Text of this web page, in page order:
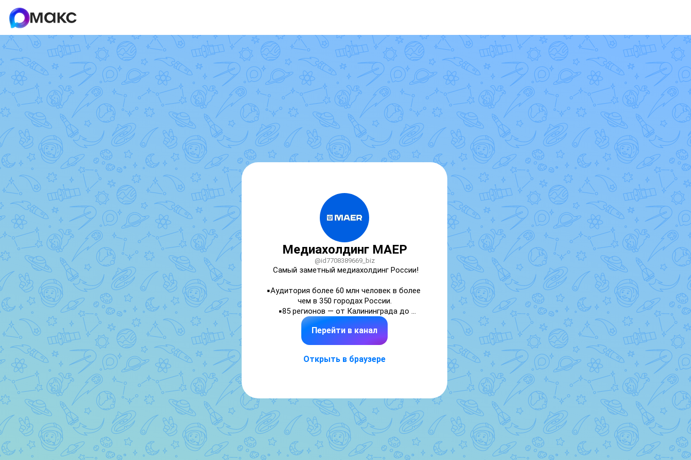
Медиахолдинг МАЕР
@id7708389669_biz
Самый заметный медиахолдинг России!
▪️Аудитория более 60 млн человек в более
чем в 350 городах России.
▪️85 регионов — от Калининграда до
Владивостока.
▪️26 онлайн-СМИ и 179 пабликов и каналов в
социальных медиа.
Сайт: https://maergroup.ru/
Перейти в канал
Открыть в браузере